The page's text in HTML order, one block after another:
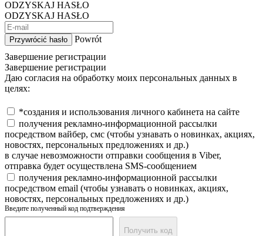
ODZYSKAJ HASŁO
ODZYSKAJ HASŁO
Przywrócić hasło
Powrót
Завершение регистрации
Завершение регистрации
Даю согласия на обработку моих персональных данных в
целях:
*создания и использования личного кабинета на сайте
получения рекламно-информационной рассылки
посредством вайбер, смс (чтобы узнавать о новинках, акциях,
новостях, персональных предложениях и др.)
в случае невозможности отправки сообщения в Viber,
отправка будет осуществлена SMS-сообщением
получения рекламно-информационной рассылки
посредством email (чтобы узнавать о новинках, акциях,
новостях, персональных предложениях и др.)
Введите полученный код подтверждения
Получить код